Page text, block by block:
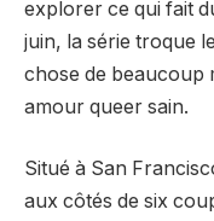
explorer ce qui fait
juin, la série troque
chose de beaucoup
amour queer sain.
Situé à San
aux côtés de six